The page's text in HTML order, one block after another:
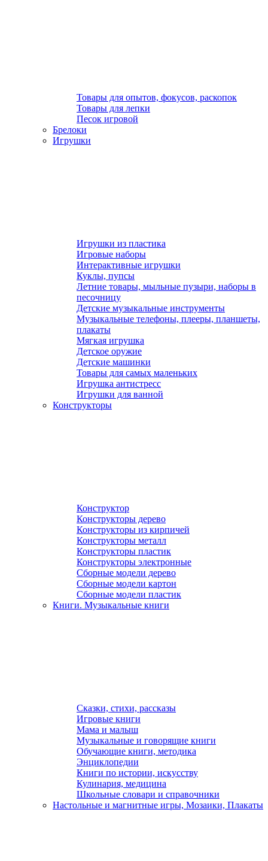
Товары для опытов, фокусов, раскопок
Товары для лепки
Песок игровой
Брелоки
Игрушки
Игрушки из пластика
Игровые наборы
Интерактивные игрушки
Куклы, пупсы
Летние товары, мыльные пузыри, наборы в
песочницу
Детские музыкальные инструменты
Музыкальные телефоны, плееры, планшеты,
плакаты
Мягкая игрушка
Детское оружие
Детские машинки
Товары для самых маленьких
Игрушка антистресс
Игрушки для ванной
Конструкторы
Конструктор
Конструкторы дерево
Конструкторы из кирпичей
Конструкторы металл
Конструкторы пластик
Конструкторы электронные
Сборные модели дерево
Сборные модели картон
Сборные модели пластик
Книги. Музыкальные книги
Сказки, стихи, рассказы
Игровые книги
Мама и малыш
Музыкальные и говорящие книги
Обучающие книги, методика
Энциклопедии
Книги по истории, искусству
Кулинария, медицина
Школьные словари и справочники
Настольные и магнитные игры, Мозаики, Плакаты